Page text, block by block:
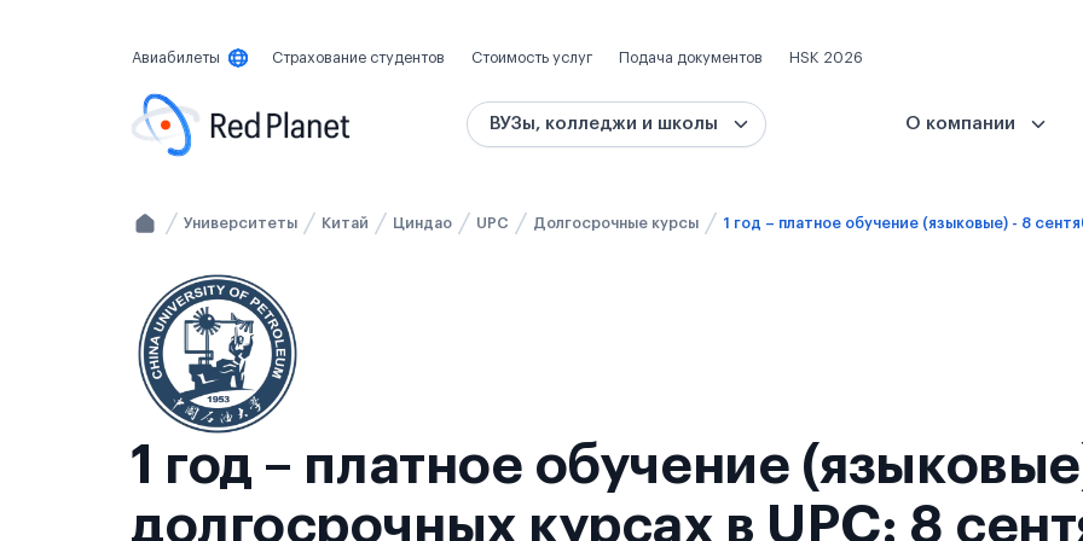
Авиабилеты Страхование студентов Стоимость услуг Подача документов HSK 2026
ВУЗы, колледжи и школы О компании
Университеты Китай Циндао UPC Долгосрочные курсы
1 год – платное обучение
долгосрочных курсах в UPC: 8